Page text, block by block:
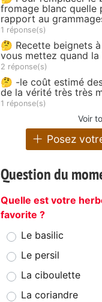
fromage blanc quelle
rapport au
1 réponse(s)
🤔 Recette beignets
vous mettez quand la
2 réponse(s)
🤔 -le coût estimé
de la vérité très très
1 réponse(s)
Voir
Posez
Question du
Quelle est votre
favorite ?
Le basilic
Le persil
La ciboulette
La coriandre